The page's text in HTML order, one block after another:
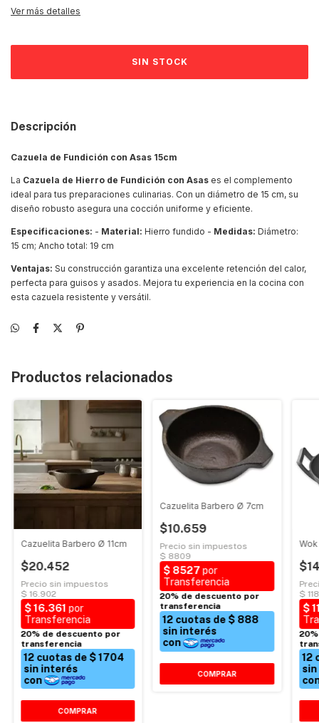
Ver más detalles
Descripción
Cazuela de Fundición con Asas 15cm
La Cazuela de Hierro de Fundición con Asas es el complemento
ideal para tus preparaciones culinarias. Con un diámetro de 15 cm, su
diseño robusto asegura una cocción uniforme y eficiente.
Especificaciones: - Material: Hierro fundido - Medidas: Diámetro:
15 cm; Ancho total: 19 cm
Ventajas: Su construcción garantiza una excelente retención del calor,
perfecta para guisos y asados. Mejora tu experiencia en la cocina con
esta cazuela resistente y versátil.
Productos relacionados
Cazuelita Barbero Ø 11cm
$20.452
Cazuelita Barbero Ø 7cm
$10.659